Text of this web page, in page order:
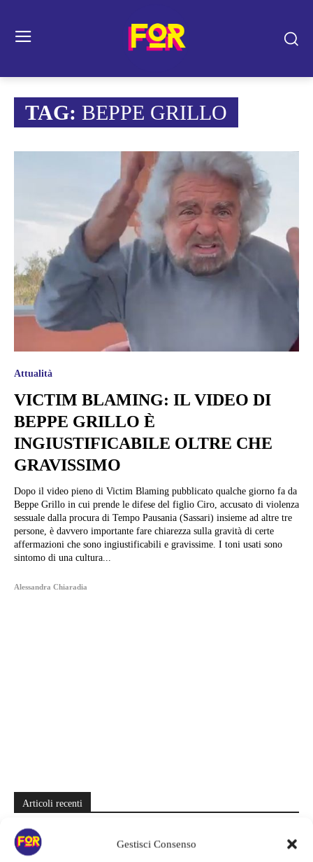
Gestisci Consenso
TAG: BEPPE GRILLO
Attualità
VICTIM BLAMING: IL VIDEO DI
BEPPE GRILLO È
INGIUSTIFICABILE OLTRE CHE
GRAVISSIMO
Dopo il video pieno di Victim Blaming pubblicato qualche giorno fa da
Beppe Grillo in cui prende le difese del figlio Ciro, accusato di violenza
sessuale dalla procura di Tempo Pausania (Sassari) insieme ad altre tre
persone, è davvero importante fare chiarezza sulla gravità di certe
affermazioni che sono ingiustificabili e gravissime. I toni usati sono
sintomo di una cultura...
Alessandra Chiaradia
Articoli recenti
Spider-Man: Brand New Day riapre una vecchia ferita | Il finale
alimenta una nuova teoria: il dettaglio che coinvolge i due più amati